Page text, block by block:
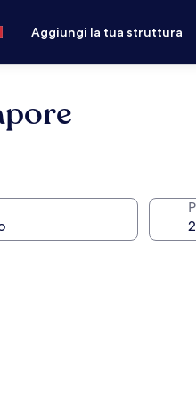
Aggiungi la tua struttura